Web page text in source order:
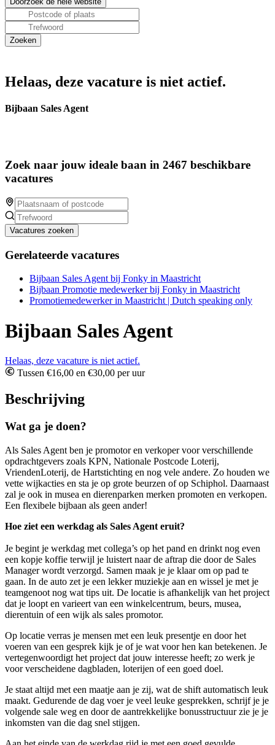
Helaas, deze vacature is niet actief.
Bijbaan Sales Agent
Zoek naar jouw ideale baan in 2467 beschikbare
vacatures
Vacatures zoeken
Gerelateerde vacatures
Bijbaan Sales Agent bij Fonky in Maastricht
Bijbaan Promotie medewerker bij Fonky in Maastricht
Promotiemedewerker in Maastricht | Dutch speaking only
Bijbaan Sales Agent
Helaas, deze vacature is niet actief.
Tussen €16,00 en €30,00 per uur
Beschrijving
Wat ga je doen?
Als Sales Agent ben je promotor en verkoper voor verschillende
opdrachtgevers zoals KPN, Nationale Postcode Loterij,
VriendenLoterij, de Hartstichting en nog vele andere. Zo houden we
vette wijkacties en sta je op grote beurzen of op Schiphol. Daarnaast
zal je ook in musea en dierenparken merken promoten en verkopen.
Een flexibele bijbaan als geen ander!
Hoe ziet een werkdag als Sales Agent eruit?
Je begint je werkdag met collega’s op het pand en drinkt nog even
een kopje koffie terwijl je luistert naar de aftrap die door de Sales
Manager wordt verzorgd. Samen maak je je klaar om op pad te
gaan. In de auto zet je een lekker muziekje aan en wissel je met je
teamgenoot nog wat tips uit. De locatie is afhankelijk van het project
dat je loopt en varieert van een winkelcentrum, beurs, musea,
dierentuin of een wijk als sales promotor.
Op locatie verras je mensen met een leuk presentje en door het
voeren van een gesprek kijk je of je wat voor hen kan betekenen. Je
vertegenwoordigt het project dat jouw interesse heeft; zo werk je
voor verscheidene dagbladen, loterijen of een goed doel.
Je staat altijd met een maatje aan je zij, wat de shift automatisch leuk
maakt. Gedurende de dag voer je veel leuke gesprekken, schrijf je je
volgende sale weg en door de aantrekkelijke bonusstructuur zie je je
inkomsten van die dag snel stijgen.